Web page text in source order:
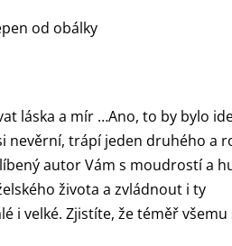
od obálky
láska a mír …Ano, to by bylo
nevěrní, trápí jeden druhého a
autor Vám s moudrostí a
života a zvládnout i ty
i velké. Zjistíte, že téměř všemu